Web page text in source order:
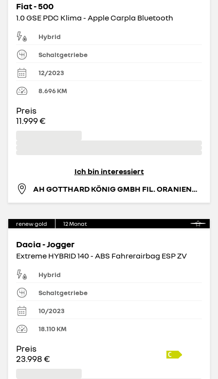
Fiat - 500
1.0 GSE PDC Klima - Apple Carpla Bluetooth
Hybrid
Schaltgetriebe
12/2023
8.696KM
Preis
11.999 €
Ich bin interessiert
AH GOTTHARD KÖNIG GMBH FIL. ORANIENBURG
renew gold 12Monat
Dacia - Jogger
Extreme HYBRID 140 - ABS Fahrerairbag ESP ZV
Hybrid
Schaltgetriebe
10/2023
18.110KM
Preis
23.998 €